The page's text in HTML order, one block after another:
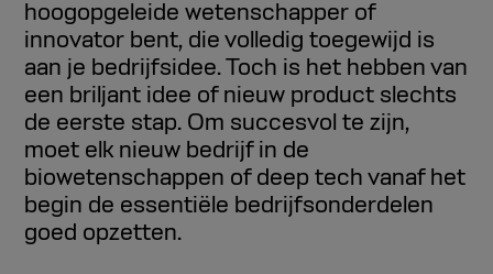
hoogopgeleide wetenschapper of
innovator bent, die volledig toegewijd is
aan je bedrijfsidee. Toch is het hebben van
een briljant idee of nieuw product slechts
de eerste stap. Om succesvol te zijn,
moet elk nieuw bedrijf in de
biowetenschappen of deep tech vanaf het
begin de essentiële bedrijfsonderdelen
goed opzetten.